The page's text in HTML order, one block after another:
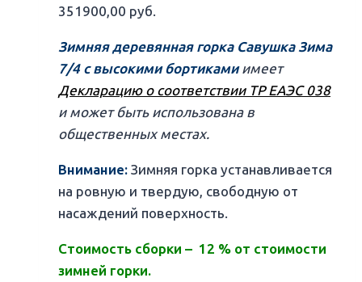
351900,00 руб.
Зимняя деревянная горка Савушка Зима
7/4 с высокими бортикамиимеет
Декларацию о соответствии ТР ЕАЭС 038
и может быть использована в
общественных местах.
Внимание: Зимняя горка устанавливается
на ровную и твердую, свободную от
насаждений поверхность.
Стоимость сборки – 12 % от стоимости
зимней горки.